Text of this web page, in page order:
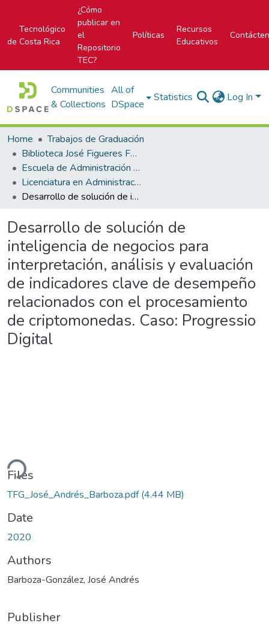
Tecnológico
de Costa Rica
¿Cómo
publicar en
el
Repositorio
TEC?
Políticas
Recursos
Educativos
Communities
& Collections
All of
DSpace
Statistics Log In
Home
Trabajos de Graduación
Biblioteca José Figueres Ferrer
Escuela de Administración de Tecnologías de Información (antes era Área Académica de Administración de Tecnologías de Información)
Licenciatura en Administración de Tecnología de Información
Desarrollo de solución de inteligencia de negocios para interpretación, análisis y evaluación de indicadores clave de desempeño relacionados con el procesamiento de criptomonedas. Caso: Progressio Digital
Desarrollo de solución de
inteligencia de negocios para
interpretación, análisis y evaluación
de indicadores clave de desempeño
relacionados con el procesamiento
de criptomonedas. Caso: Progressio
Digital
Loading...
Files
TFG_José_Andrés_Barboza.pdf(4.44 MB)
Date
2020
Authors
Barboza-González, José Andrés
Publisher